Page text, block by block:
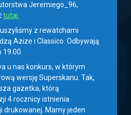
Jeremiego_96,
tutaj.
z rewatchami
Azize i Classico. Odbywają
19:00.
u nas konkurs, w którym
wersję Superskanu. Tak,
gazetka, którą
4 rocznicy istnienia
drukowanej. Mamy jeden